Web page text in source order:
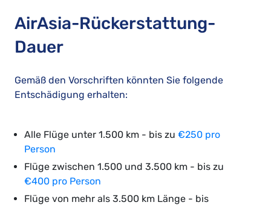
AirAsia-Rückerstattung-
Dauer
Gemäß den Vorschriften könnten Sie folgende
Entschädigung erhalten:
Alle Flüge unter 1.500 km - bis zu €250 pro
Person
Flüge zwischen 1.500 und 3.500 km - bis zu
€400 pro Person
Flüge von mehr als 3.500 km Länge - bis